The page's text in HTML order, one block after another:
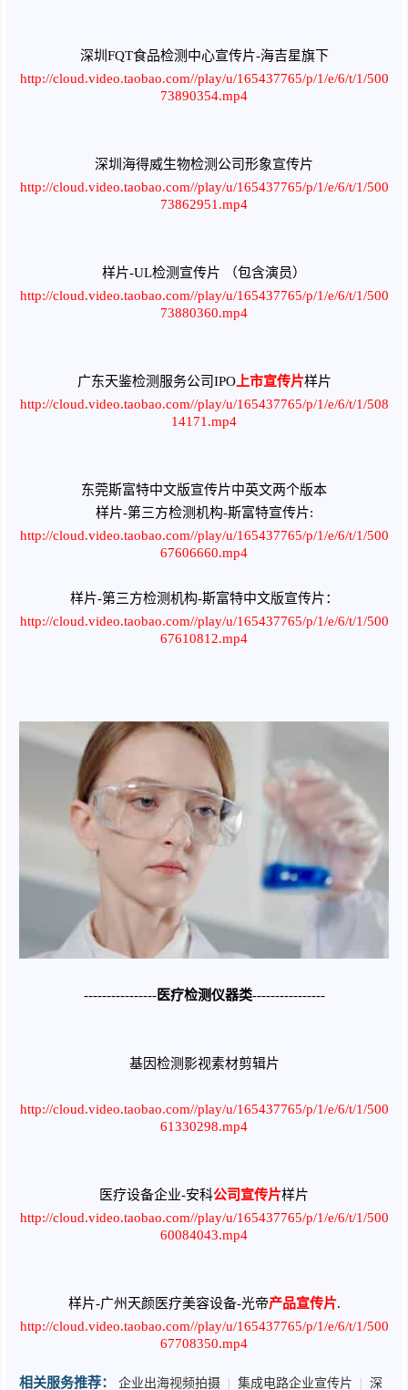
深圳FQT食品检测中心宣传片-海吉星旗下
http://cloud.video.taobao.com//play/u/165437765/p/1/e/6/t/1/500
73890354.mp4
深圳海得威生物检测公司形象宣传片
http://cloud.video.taobao.com//play/u/165437765/p/1/e/6/t/1/500
73862951.mp4
样片-UL检测宣传片 （包含演员）
http://cloud.video.taobao.com//play/u/165437765/p/1/e/6/t/1/500
73880360.mp4
广东天鉴检测服务公司IPO上市宣传片样片
http://cloud.video.taobao.com//play/u/165437765/p/1/e/6/t/1/508
14171.mp4
东莞斯富特中文版宣传片中英文两个版本
样片-第三方检测机构-斯富特宣传片:
http://cloud.video.taobao.com//play/u/165437765/p/1/e/6/t/1/500
67606660.mp4
样片-第三方检测机构-斯富特中文版宣传片：
http://cloud.video.taobao.com//play/u/165437765/p/1/e/6/t/1/500
67610812.mp4
----------------医疗检测仪器类----------------
基因检测影视素材剪辑片
http://cloud.video.taobao.com//play/u/165437765/p/1/e/6/t/1/500
61330298.mp4
医疗设备企业-安科公司宣传片样片
http://cloud.video.taobao.com//play/u/165437765/p/1/e/6/t/1/500
60084043.mp4
样片-广州天颜医疗美容设备-光帝产品宣传片.
http://cloud.video.taobao.com//play/u/165437765/p/1/e/6/t/1/500
67708350.mp4
相关服务推荐： 企业出海视频拍摄 集成电路企业宣传片 深